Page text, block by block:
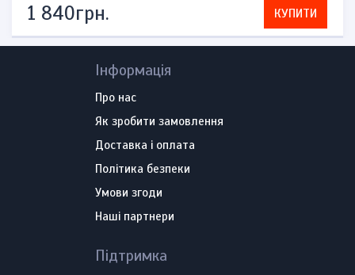
1 840грн. КУПИТИ
Інформація
Про нас
Як зробити замовлення
Доставка і оплата
Політика безпеки
Умови згоди
Наші партнери
Підтримка